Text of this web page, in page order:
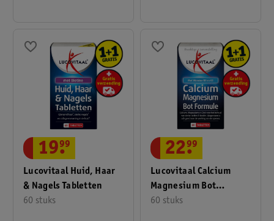
Lucovitaal Huid, Haar
& Nagels Tabletten
60 stuks
19.
99
Lucovitaal Calcium
Magnesium Bot
Formule Tabletten
60 stuks
22.
99